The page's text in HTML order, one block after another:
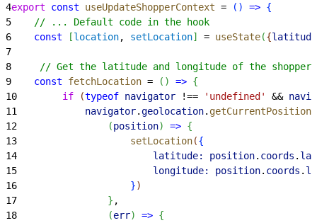
4export const useUpdateShopperContext = ( ) => {
5
    // ... Default code in the hook
6
    const
[location, setLocation] = useState({
7
8
// Get the latitude and longitude of the
9
    const
fetchLocation = ( ) => {
10
        if
(typeof navigator !== 'undefined' &&
11
            navigator
.geolocation. getCurrentPosition
12
(position) => {
13
                    setLocation
({
14
                        latitude:
position. coords .
15
                        longitude:
position. coords .
16
})
17
} ,
18
(err) => {